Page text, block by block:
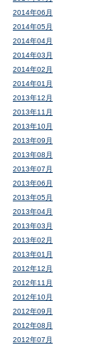
2014年06月
2014年05月
2014年04月
2014年03月
2014年02月
2014年01月
2013年12月
2013年11月
2013年10月
2013年09月
2013年08月
2013年07月
2013年06月
2013年05月
2013年04月
2013年03月
2013年02月
2013年01月
2012年12月
2012年11月
2012年10月
2012年09月
2012年08月
2012年07月